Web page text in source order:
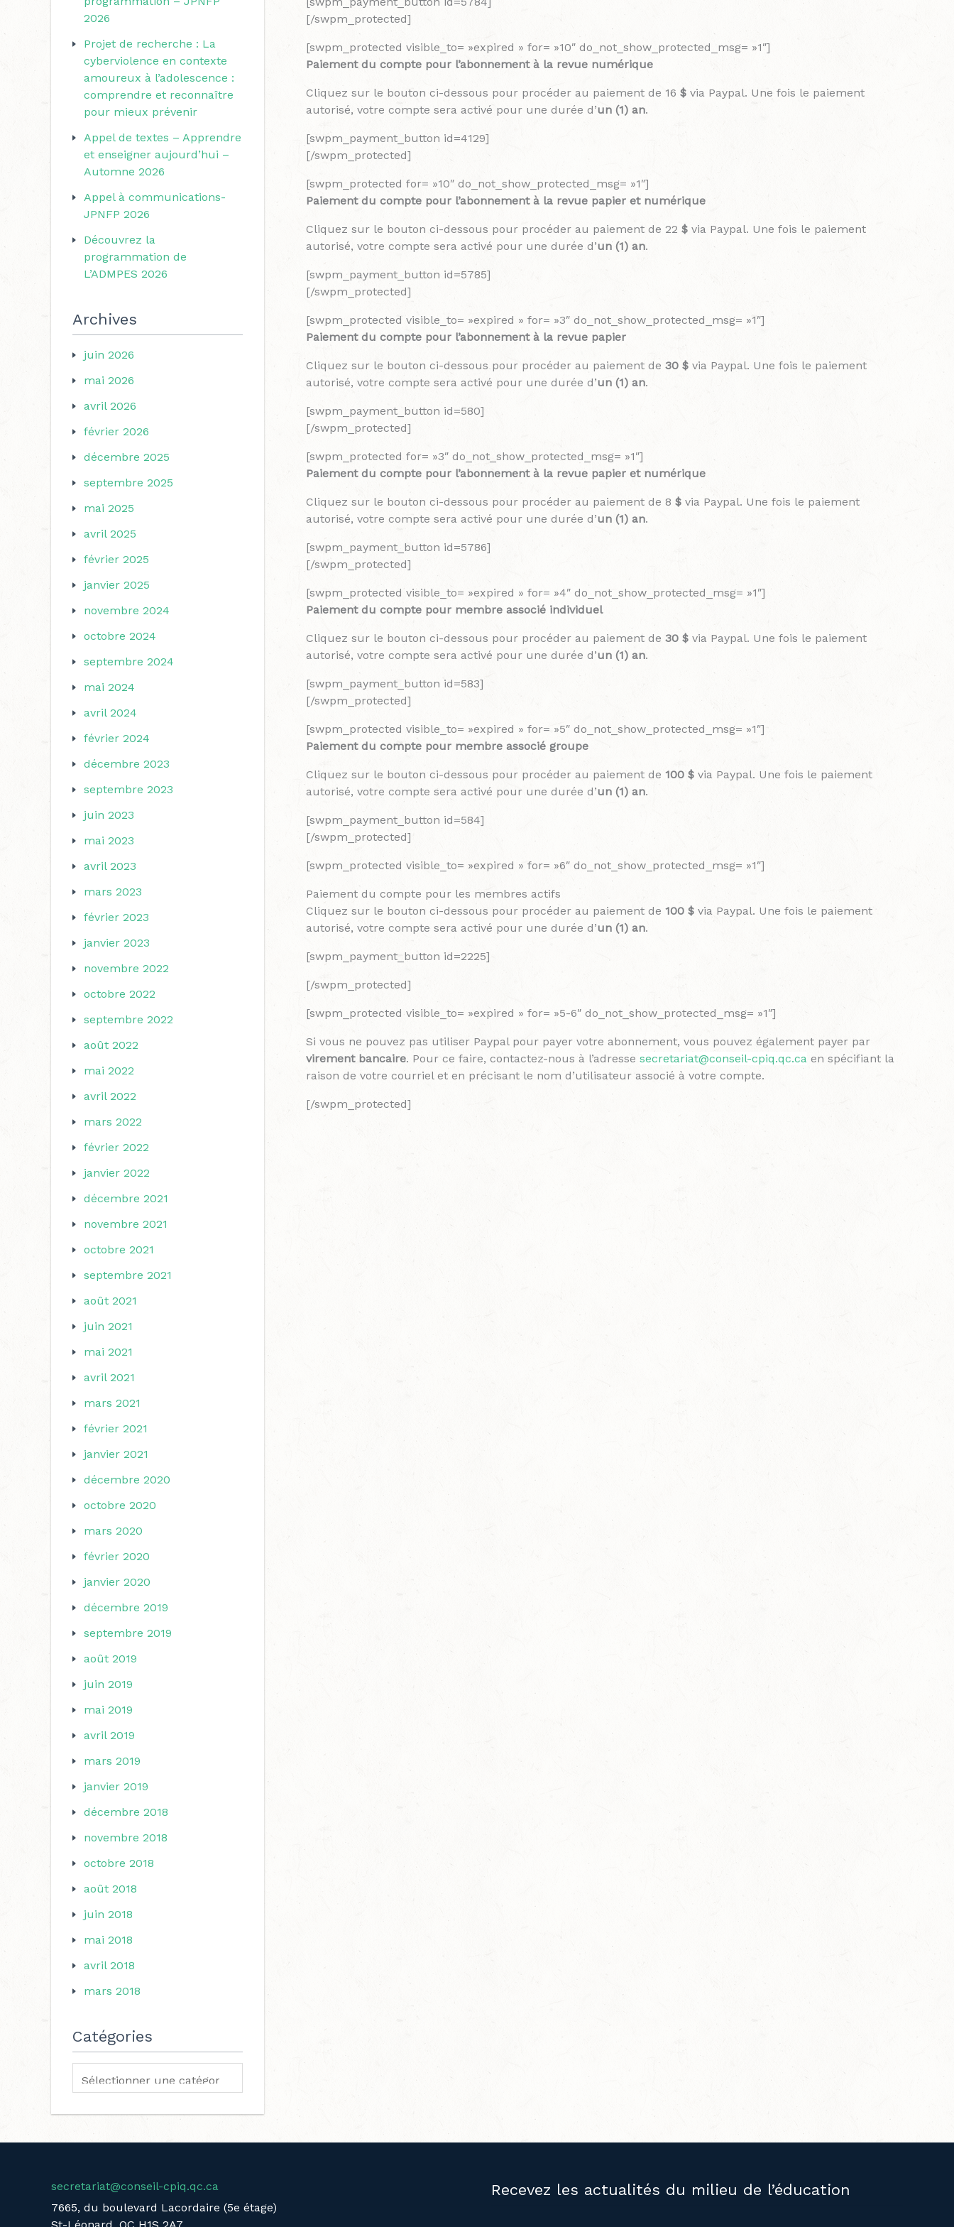
2026
Projet de recherche : La
cyberviolence en contexte
amoureux à l’adolescence :
comprendre et reconnaître
pour mieux prévenir
Appel de textes – Apprendre
et enseigner aujourd’hui –
Automne 2026
Appel à communications-
JPNFP 2026
Découvrez la
programmation de
L’ADMPES 2026
Archives
juin 2026
mai 2026
avril 2026
février 2026
décembre 2025
septembre 2025
mai 2025
avril 2025
février 2025
janvier 2025
novembre 2024
octobre 2024
septembre 2024
mai 2024
avril 2024
février 2024
décembre 2023
septembre 2023
juin 2023
mai 2023
avril 2023
mars 2023
février 2023
janvier 2023
novembre 2022
octobre 2022
septembre 2022
août 2022
mai 2022
avril 2022
mars 2022
février 2022
janvier 2022
décembre 2021
novembre 2021
octobre 2021
septembre 2021
août 2021
juin 2021
mai 2021
avril 2021
mars 2021
février 2021
janvier 2021
décembre 2020
octobre 2020
mars 2020
février 2020
janvier 2020
décembre 2019
septembre 2019
août 2019
juin 2019
mai 2019
avril 2019
mars 2019
janvier 2019
décembre 2018
novembre 2018
octobre 2018
août 2018
juin 2018
mai 2018
avril 2018
mars 2018
Catégories
e
[/swpm_protected]
[swpm_protected visible_to= »expired » for= »10″ do_not_show_protected_msg= »1″]
Paiement du compte pour l’abonnement à la revue numérique
Cliquez sur le bouton ci-dessous pour procéder au paiement de 16 $ via Paypal. Une fois le paiement
autorisé, votre compte sera activé pour une durée d’un (1) an.
[swpm_payment_button id=4129]
[/swpm_protected]
[swpm_protected for= »10″ do_not_show_protected_msg= »1″]
Paiement du compte pour l’abonnement à la revue papier et numérique
Cliquez sur le bouton ci-dessous pour procéder au paiement de 22 $ via Paypal. Une fois le paiement
autorisé, votre compte sera activé pour une durée d’un (1) an.
[swpm_payment_button id=5785]
[/swpm_protected]
[swpm_protected visible_to= »expired » for= »3″ do_not_show_protected_msg= »1″]
Paiement du compte pour l’abonnement à la revue papier
Cliquez sur le bouton ci-dessous pour procéder au paiement de 30 $ via Paypal. Une fois le paiement
autorisé, votre compte sera activé pour une durée d’un (1) an.
[swpm_payment_button id=580]
[/swpm_protected]
[swpm_protected for= »3″ do_not_show_protected_msg= »1″]
Paiement du compte pour l’abonnement à la revue papier et numérique
Cliquez sur le bouton ci-dessous pour procéder au paiement de 8 $ via Paypal. Une fois le paiement
autorisé, votre compte sera activé pour une durée d’un (1) an.
[swpm_payment_button id=5786]
[/swpm_protected]
[swpm_protected visible_to= »expired » for= »4″ do_not_show_protected_msg= »1″]
Paiement du compte pour membre associé individuel
Cliquez sur le bouton ci-dessous pour procéder au paiement de 30 $ via Paypal. Une fois le paiement
autorisé, votre compte sera activé pour une durée d’un (1) an.
[swpm_payment_button id=583]
[/swpm_protected]
[swpm_protected visible_to= »expired » for= »5″ do_not_show_protected_msg= »1″]
Paiement du compte pour membre associé groupe
Cliquez sur le bouton ci-dessous pour procéder au paiement de 100 $ via Paypal. Une fois le paiement
autorisé, votre compte sera activé pour une durée d’un (1) an.
[swpm_payment_button id=584]
[/swpm_protected]
[swpm_protected visible_to= »expired » for= »6″ do_not_show_protected_msg= »1″]
Paiement du compte pour les membres actifs
Cliquez sur le bouton ci-dessous pour procéder au paiement de 100 $ via Paypal. Une fois le paiement
autorisé, votre compte sera activé pour une durée d’un (1) an.
[swpm_payment_button id=2225]
[/swpm_protected]
[swpm_protected visible_to= »expired » for= »5-6″ do_not_show_protected_msg= »1″]
Si vous ne pouvez pas utiliser Paypal pour payer votre abonnement, vous pouvez également payer par
virement bancaire. Pour ce faire, contactez-nous à l’adresse secretariat@conseil-cpiq.qc.ca en spécifiant la
raison de votre courriel et en précisant le nom d’utilisateur associé à votre compte.
[/swpm_protected]
secretariat@conseil-cpiq.qc.ca
7665, du boulevard Lacordaire (5e étage)
Recevez les actualités du milieu de l’éducation